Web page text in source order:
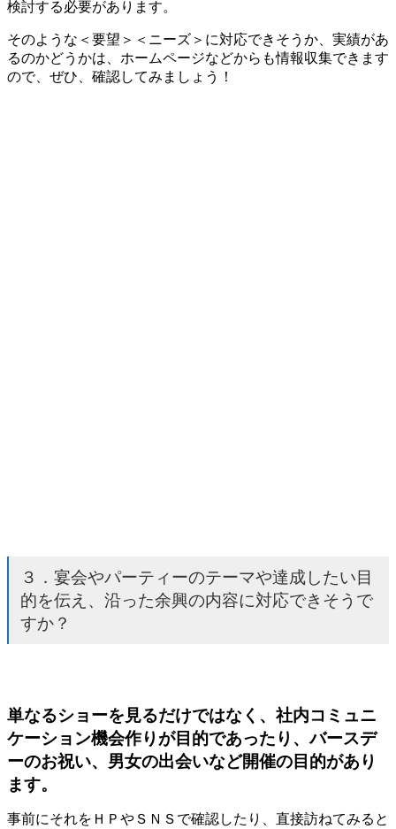
検討する必要があります。
そのような＜要望＞＜ニーズ＞に対応できそうか、実績があ
るのかどうかは、ホームページなどからも情報収集できます
ので、ぜひ、確認してみましょう！
３．宴会やパーティーのテーマや達成したい目
的を伝え、沿った余興の内容に対応できそうで
すか？
単なるショーを見るだけではなく、社内コミュニ
ケーション機会作りが目的であったり、バースデ
ーのお祝い、男女の出会いなど開催の目的があり
ます。
事前にそれをＨＰやＳＮＳで確認したり、直接訪ねてみると